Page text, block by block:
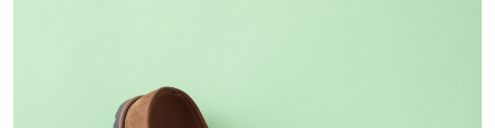
#NEW VINTAGE
#路地裏てぃーん。